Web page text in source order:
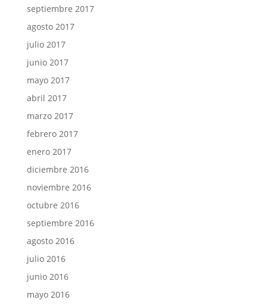
septiembre 2017
agosto 2017
julio 2017
junio 2017
mayo 2017
abril 2017
marzo 2017
febrero 2017
enero 2017
diciembre 2016
noviembre 2016
octubre 2016
septiembre 2016
agosto 2016
julio 2016
junio 2016
mayo 2016